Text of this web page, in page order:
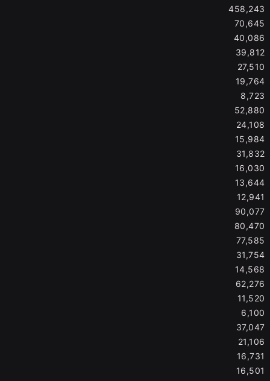
458,243
70,645
40,086
39,812
27,510
19,764
8,723
52,880
24,108
15,984
31,832
16,030
13,644
12,941
90,077
80,470
77,585
31,754
14,568
62,276
11,520
6,100
37,047
21,106
16,731
16,501